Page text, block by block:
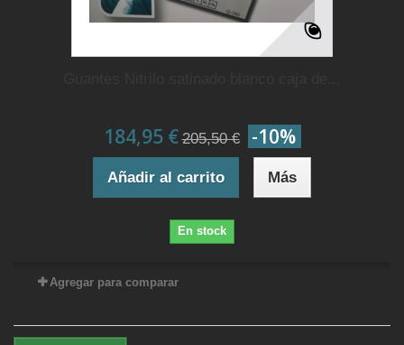
184,95 € 205,50 € -10%
Añadir al carrito Más
En stock
Agregar para comparar